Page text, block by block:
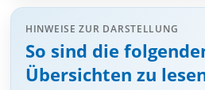
HINWEISE ZUR DARSTELLUNG
So sind die
Übersichten zu